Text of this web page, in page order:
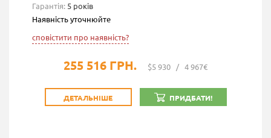
Гарантія: 5 років
Наявність уточнюйте
сповістити про наявність?
255 516 ГРН. $5 930 / 4 967€
ДЕТАЛЬНІШЕ ПРИДБАТИ!